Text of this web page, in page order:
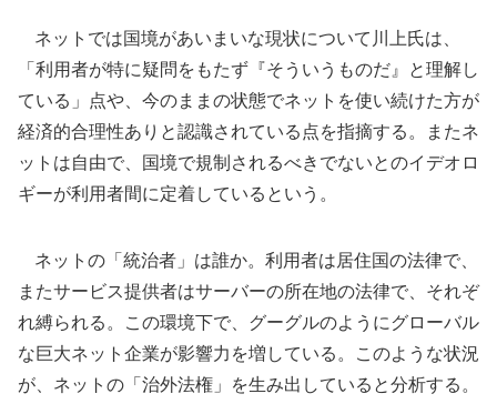
ネットでは国境があいまいな現状について川上氏は、
「利用者が特に疑問をもたず『そういうものだ』と理解し
ている」点や、今のままの状態でネットを使い続けた方が
経済的合理性ありと認識されている点を指摘する。またネ
ットは自由で、国境で規制されるべきでないとのイデオロ
ギーが利用者間に定着しているという。
ネットの「統治者」は誰か。利用者は居住国の法律で、
またサービス提供者はサーバーの所在地の法律で、それぞ
れ縛られる。この環境下で、グーグルのようにグローバル
な巨大ネット企業が影響力を増している。このような状況
が、ネットの「治外法権」を生み出していると分析する。